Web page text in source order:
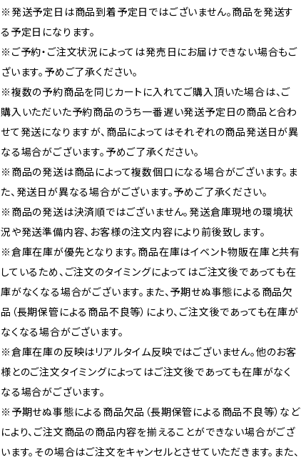
※発送予定日は商品到着予定日ではございません。商品を発送す
る予定日になります。
※ご予約・ご注文状況によっては発売日にお届けできない場合もご
ざいます。予めご了承ください。
※複数の予約商品を同じカートに入れてご購入頂いた場合は、ご
購入いただいた予約商品のうち一番遅い発送予定日の商品と合わ
せて発送になりますが、商品によってはそれぞれの商品発送日が異
なる場合がございます。予めご了承ください。
※商品の発送は商品によって複数個口になる場合がございます。ま
た、発送日が異なる場合がございます。予めご了承ください。
※商品の発送は決済順ではございません。発送倉庫現地の環境状
況や発送準備内容、お客様の注文内容により前後致します。
※倉庫在庫が優先となります。商品在庫はイベント物販在庫と共有
しているため、ご注文のタイミングによってはご注文後であっても在
庫がなくなる場合がございます。また、予期せぬ事態による商品欠
品（長期保管による商品不良等）により、ご注文後であっても在庫が
なくなる場合がございます。
※倉庫在庫の反映はリアルタイム反映ではございません。他のお客
様とのご注文タイミングによってはご注文後であっても在庫がなく
なる場合がございます。
※予期せぬ事態による商品欠品（長期保管による商品不良等）など
により、ご注文商品の商品内容を揃えることができない場合がござ
います。その場合はご注文をキャンセルとさせていただきます。また、